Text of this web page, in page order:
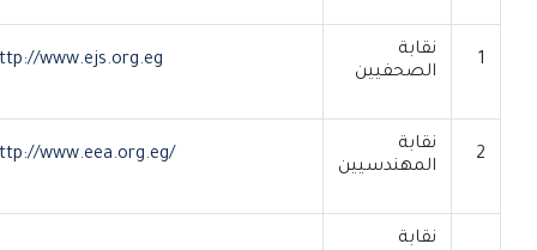
نقابة
الصحفيين
http://www.ejs.org.eg
نقابة
المهندسيين
http://www.eea.org.eg/
نقابة